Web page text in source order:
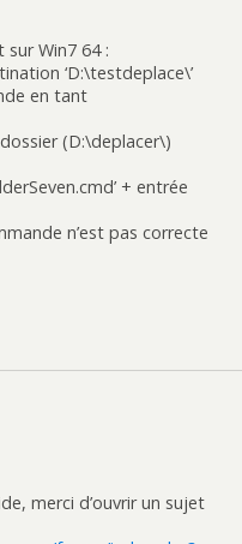
sur Win7 64 :
‘D:\testdeplace\’
en tant
(D:\deplacer\)
+ entrée
n’est pas correcte
merci d’ouvrir un sujet